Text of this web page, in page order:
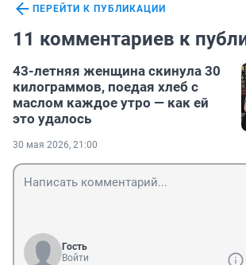
ПЕРЕЙТИ К ПУБЛИКАЦИИ
11 комментариев к
43-летняя женщина скинула 30
килограммов, поедая хлеб с
маслом каждое утро — как ей
это удалось
30 мая 2026, 21:00
Гость
Войти